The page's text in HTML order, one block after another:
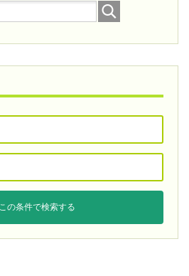
この条件で検索する